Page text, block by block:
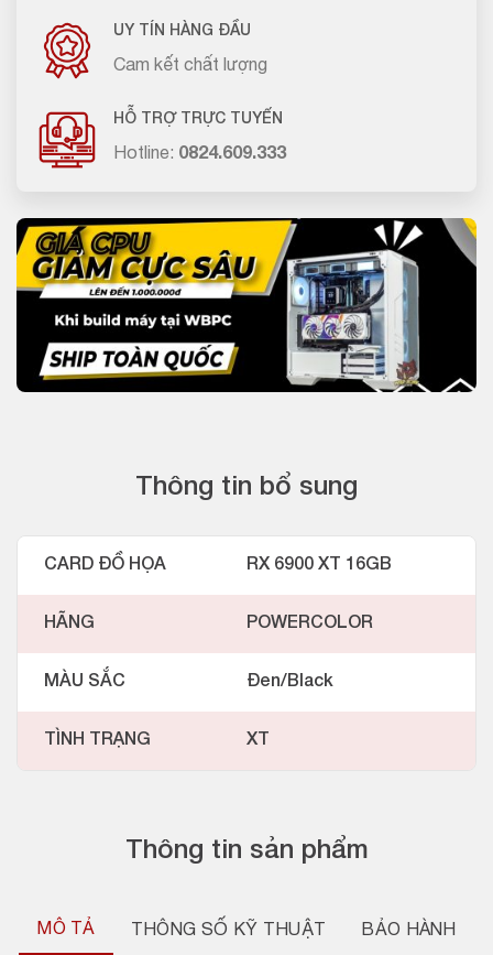
UY TÍN HÀNG ĐẦU
Cam kết chất lượng
HỖ TRỢ TRỰC TUYẾN
Hotline: 0824.609.333
Thông tin sản phẩm
MÔ TẢ THÔNG SỐ KỸ THUẬT BẢO HÀNH
Thông tin bổ sung
CARD ĐỒ HỌA RX 6900 XT 16GB
HÃNG POWERCOLOR
MÀU SẮC Đen/Black
TÌNH TRẠNG XT